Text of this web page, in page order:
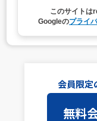
（1）お問い合
4. 個人情報取
当社は事業運営
を外部に委託す
このサイトは
Googleのプライ
会員限定
無料